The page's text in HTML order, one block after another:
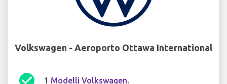
Volkswagen - Aeroporto Ottawa International
1 Modelli Volkswagen.